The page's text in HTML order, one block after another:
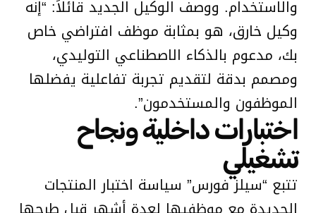
والاستخدام. ووصف الوكيل الجديد قائلاً: “إنه
وكيل خارق، هو بمثابة موظف افتراضي خاص
بك، مدعوم بالذكاء الاصطناعي التوليدي،
ومصمم بدقة لتقديم تجربة تفاعلية يفضلها
الموظفون والمستخدمون”.
اختبارات داخلية ونجاح
تشغيلي
تتبع “سيلز فورس” سياسة اختبار المنتجات